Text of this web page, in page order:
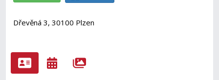
Dřevěná 3, 30100 Plzen